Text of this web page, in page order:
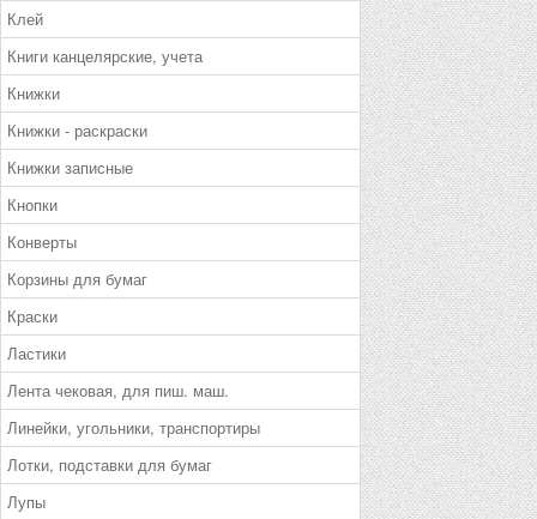
Клей
Книги канцелярские, учета
Книжки
Книжки - раскраски
Книжки записные
Кнопки
Конверты
Корзины для бумаг
Краски
Ластики
Лента чековая, для пиш. маш.
Линейки, угольники, транспортиры
Лотки, подставки для бумаг
Лупы